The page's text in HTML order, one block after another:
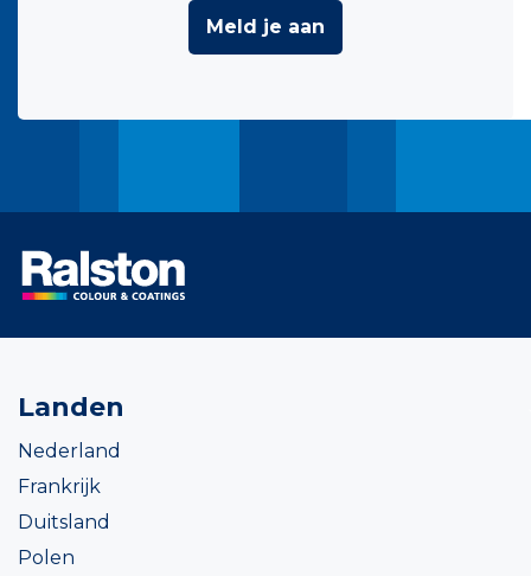
Meld je aan
Landen
Nederland
Frankrijk
Duitsland
Polen